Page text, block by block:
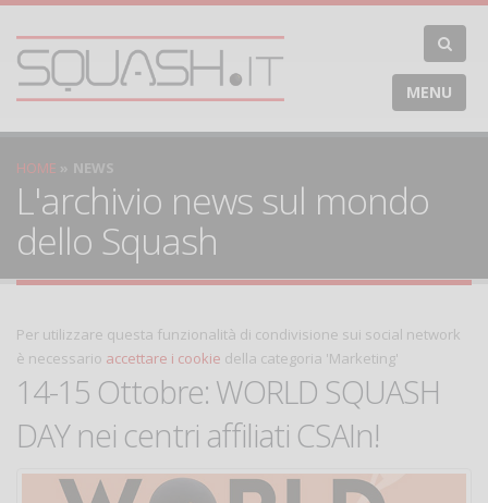
MENU
HOME NEWS
L'archivio news sul mondo
dello Squash
Per utilizzare questa funzionalità di condivisione sui social network
è necessario accettare i cookie della categoria 'Marketing'
14-15 Ottobre: WORLD SQUASH
DAY nei centri affiliati CSAIn!